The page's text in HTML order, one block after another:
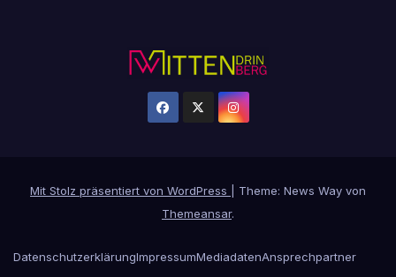
Mit Stolz präsentiert von WordPress
Theme: News Way von
Themeansar.
DatenschutzerklärungImpressumMediadatenAnsprechpartner